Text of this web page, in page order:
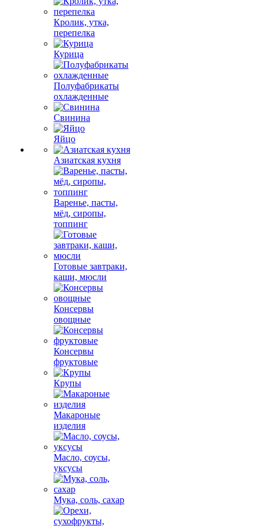
Кролик, утка,
перепелка
Курица
Полуфабрикаты
охлажденные
Свинина
Яйцо
Азиатская кухня
Варенье, пасты,
мёд, сиропы,
топпинг
Готовые завтраки,
каши, мюсли
Консервы
овощные
Консервы
фруктовые
Крупы
Макароные
изделия
Масло, соусы,
уксусы
Мука, соль, сахар